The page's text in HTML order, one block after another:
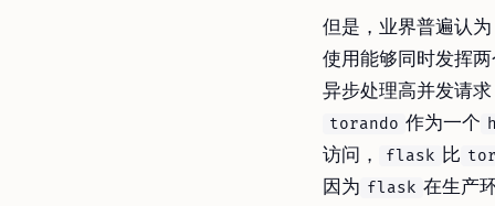
但是，业界普遍认
使用能够同时发挥
异步处理高并发请
torando 作为一个
访问， flask 比
因为 flask 在生产